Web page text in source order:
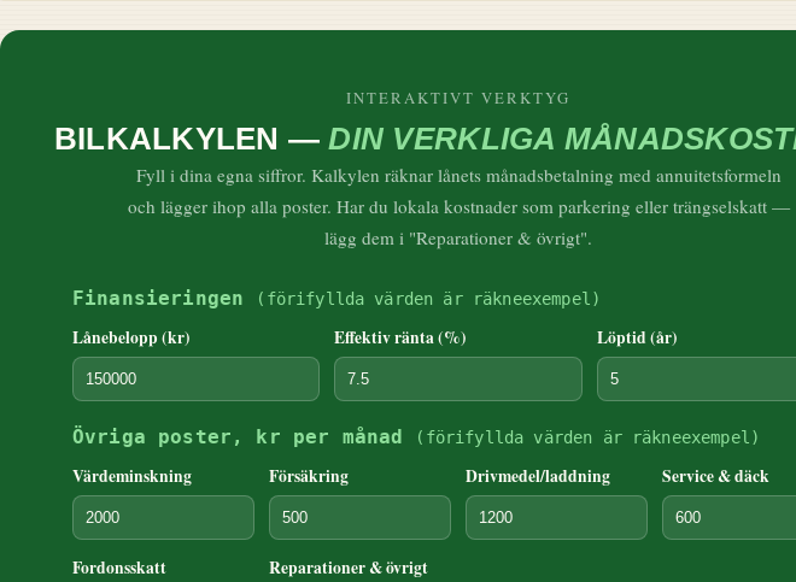
INTERAKTIVT VERKTYG
BILKALKYLEN —DIN VERKLIGA
Fyll i dina egna siffror. Kalkylen räknar lånets månadsbetalning med annuitetsformeln
och lägger ihop alla poster. Har du lokala kostnader som parkering eller trängselskatt —
lägg dem i "Reparationer & övrigt".
Finansieringen (förifyllda värden är räkneexempel)
Lånebelopp (kr) Effektiv ränta (%) Löptid (år)
Övriga poster, kr per månad (förifyllda värden är räkneexempel)
Värdeminskning Försäkring Drivmedel/laddning Service & däck
Fordonsskatt Reparationer & övrigt